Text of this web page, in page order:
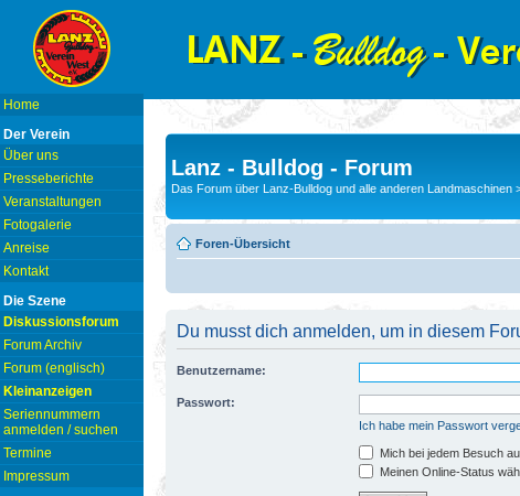
Home
Der Verein
Über uns
Presseberichte
Veranstaltungen
Fotogalerie
Anreise
Kontakt
Die Szene
Diskussionsforum
Forum Archiv
Forum (englisch)
Kleinanzeigen
Seriennummern
anmelden / suchen
Termine
Impressum
Lanz - Bulldog - Forum
Das Forum über Lanz-Bulldog und alle anderen
Foren-Übersicht
Du musst dich anmelden, um in diesem
Benutzername:
Passwort:
Ich habe mein Passwort
Mich bei jedem Besuch
Meinen Online-Status